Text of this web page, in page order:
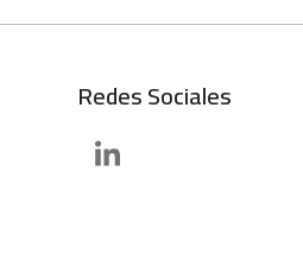
Redes Sociales